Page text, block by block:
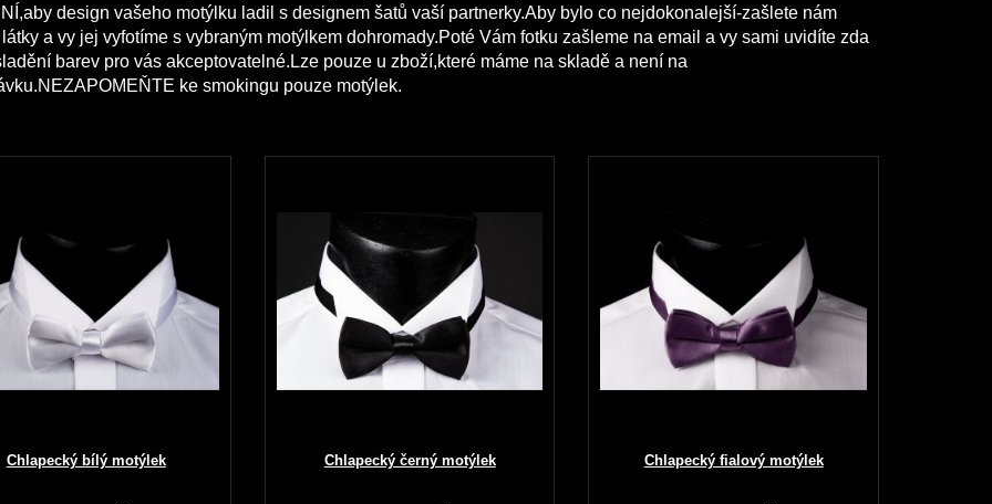
by design vašeho motýlku ladil s designem šatů vaší partnerky.Aby bylo co nejdokonalejší-zašlete nám
a vy jej vyfotíme s vybraným motýlkem dohromady.Poté Vám fotku zašleme na email a vy sami uvidíte zda
barev pro vás akceptovatelné. Lze pouze u zboží,které máme na skladě a není na
ke smokingu pouze motýlek.
Chlapecký bílý motýlek Chlapecký černý motýlek Chlapecký fialový motýlek